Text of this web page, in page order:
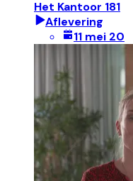
Het Kantoor 181
Aflevering
11 mei 20